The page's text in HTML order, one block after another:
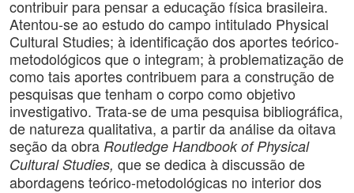
contribuir para pensar a educação física brasileira.
Atentou-se ao estudo do campo intitulado Physical
Cultural Studies; à identificação dos aportes teórico-
metodológicos que o integram; à problematização de
como tais aportes contribuem para a construção de
pesquisas que tenham o corpo como objetivo
investigativo. Trata-se de uma pesquisa bibliográfica,
de natureza qualitativa, a partir da análise da oitava
seção da obra Routledge Handbook of Physical
Cultural Studies, que se dedica à discussão de
abordagens teórico-metodológicas no interior dos